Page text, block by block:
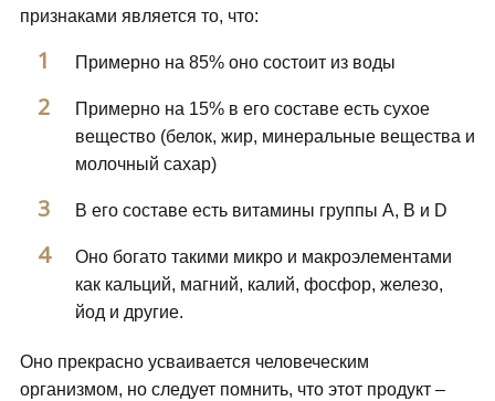
признаками является то, что:
Примерно на 85% оно состоит из воды
Примерно на 15% в его составе есть сухое
вещество (белок, жир, минеральные вещества и
молочный сахар)
В его составе есть витамины группы А, В и D
Оно богато такими микро и макроэлементами
как кальций, магний, калий, фосфор, железо,
йод и другие.
Оно прекрасно усваивается человеческим
организмом, но следует помнить, что этот продукт –